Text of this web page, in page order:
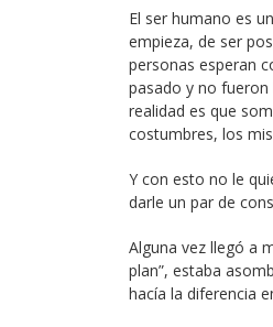
El ser humano es
empieza, de ser
personas esperan
pasado y no
realidad es que
costumbres, los
Y con esto no le
darle un par de
Alguna vez llegó a
plan”, estaba
hacía la diferencia